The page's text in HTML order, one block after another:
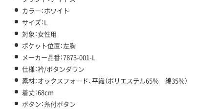
カラー：ホワイト
サイズ：L
対象：女性用
ポケット位置：左胸
メーカー品番：7873-001-L
仕様：衿/ボタンダウン
素材：オックスフォード、平織（ポリエステル65％ 綿35％）
着丈：68cm
ボタン：糸付ボタン